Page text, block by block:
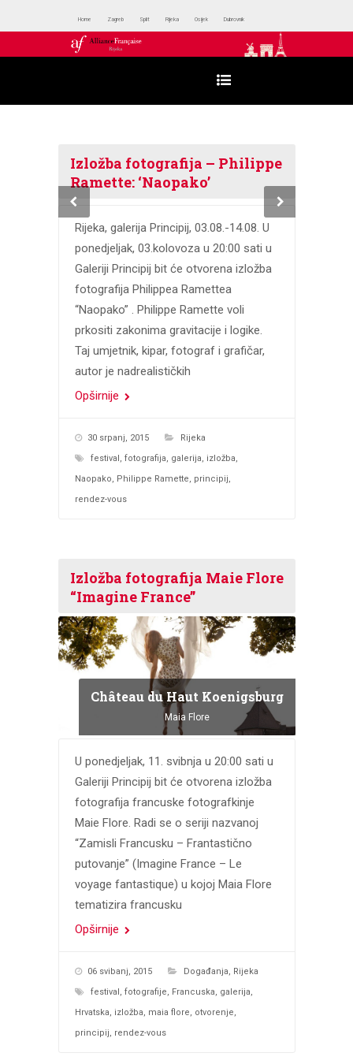
Home Zagreb Split Rijeka Osijek Dubrovnik
Izložba fotografija – Philippe
Ramette: ‘Naopako’
Rijeka, galerija Principij, 03.08.-14.08. U
ponedjeljak, 03.kolovoza u 20:00 sati u
Galeriji Principij bit će otvorena izložba
fotografija Philippea Ramettea
“Naopako” . Philippe Ramette voli
prkositi zakonima gravitacije i logike.
Taj umjetnik, kipar, fotograf i grafičar,
autor je nadrealističkih
Opširnije
30 srpanj, 2015
Rijeka
festival, fotografija, galerija, izložba,
Naopako, Philippe Ramette, principij,
rendez-vous
Izložba fotografija Maie Flore
“Imagine France”
Château du Haut Koenigsburg
Maia Flore
U ponedjeljak, 11. svibnja u 20:00 sati u
Galeriji Principij bit će otvorena izložba
fotografija francuske fotografkinje
Maie Flore. Radi se o seriji nazvanoj
“Zamisli Francusku – Frantastično
putovanje” (Imagine France – Le
voyage fantastique) u kojoj Maia Flore
tematizira francusku
Opširnije
06 svibanj, 2015 Događanja
Rijeka
festival fotografije Francuska galerija
Hrvatska
izložba maia flore otvorenje
principij
rendez-vous